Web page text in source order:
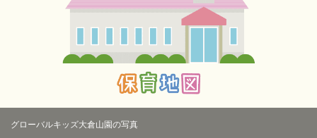
グローバルキッズ大倉山園の写真